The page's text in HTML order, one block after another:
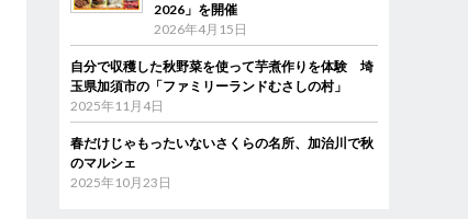
2026」を開催
2026年4月15日
自分で収穫した秋野菜を使って芋煮作りを体験 埼
玉県加須市の「ファミリーランドむさしの村」
2025年11月4日
春だけじゃもったいないさくらの名所、加治川で秋
のマルシェ
2025年10月23日